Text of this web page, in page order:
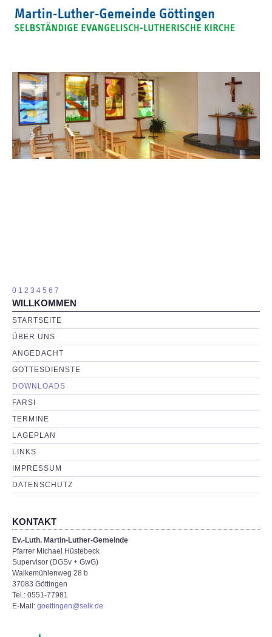
0 1 2 3 4 5 6 7
WILLKOMMEN
STARTSEITE
ÜBER UNS
ANGEDACHT
GOTTESDIENSTE
DOWNLOADS
FARSI
TERMINE
LAGEPLAN
LINKS
IMPRESSUM
DATENSCHUTZ
KONTAKT
Ev.-Luth. Martin-Luther-Gemeinde
Pfarrer Michael Hüstebeck
Supervisor (DGSv + GwG)
Walkemühlenweg 28 b
37083 Göttingen
Tel.: 0551-77981
E-Mail: goettingen@selk.de